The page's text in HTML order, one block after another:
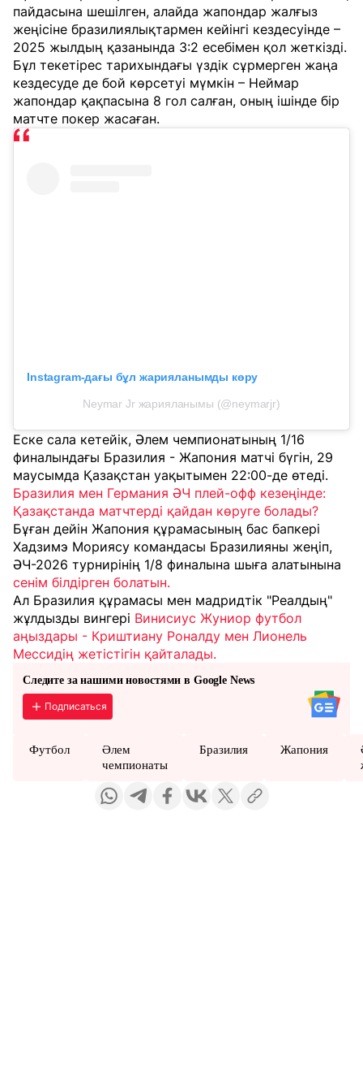
пайдасына шешілген, алайда жапондар жалғыз
жеңісіне бразилиялықтармен кейінгі кездесуінде –
2025 жылдың қазанында 3:2 есебімен қол жеткізді.
Бұл текетірес тарихындағы үздік сұрмерген жаңа
кездесуде де бой көрсетуі мүмкін – Неймар
жапондар қақпасына 8 гол салған, оның ішінде бір
матчте покер жасаған.
Instagram-дағы бұл жарияланымды көру
Neymar Jr жарияланымы (@neymarjr)
Еске сала кетейік, Әлем чемпионатының 1/16
финалындағы Бразилия - Жапония матчі бүгін, 29
маусымда Қазақстан уақытымен 22:00-де өтеді.
Бразилия мен Германия ӘЧ плей-офф кезеңінде:
Қазақстанда матчтерді қайдан көруге болады?
Бұған дейін Жапония құрамасының бас бапкері
Хадзимэ Мориясу командасы Бразилияны жеңіп,
ӘЧ-2026 турнирінің 1/8 финалына шыға алатынына
сенім білдірген болатын.
Ал Бразилия құрамасы мен мадридтік "Реалдың"
жұлдызды вингері Винисиус Жуниор футбол
аңыздары - Криштиану Роналду мен Лионель
Мессидің жетістігін қайталады.
Следите за нашими новостями в Google News
Подписаться
Футбол
Әлем
чемпионаты
Бразилия Жапония